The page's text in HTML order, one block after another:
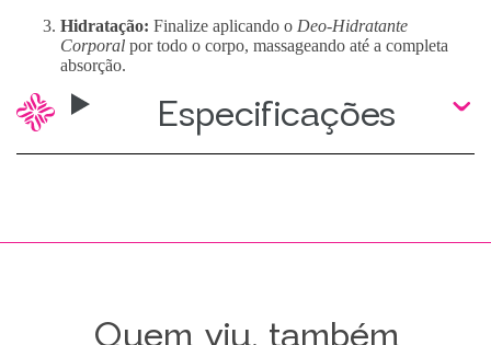
Hidratação: Finalize aplicando o Deo-Hidratante
Corporal por todo o corpo, massageando até a completa
absorção.
Especificações